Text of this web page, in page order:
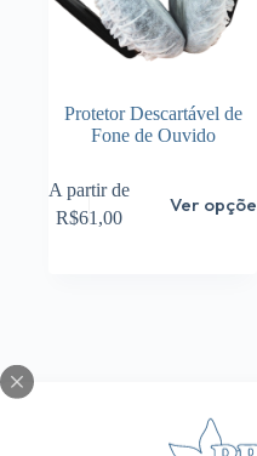
Protetor Descartável de
Fone de Ouvido
A partir de
R$61,00
Ver opções
Este
produto
tem
escolhidas